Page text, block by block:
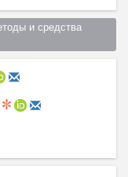
и средства